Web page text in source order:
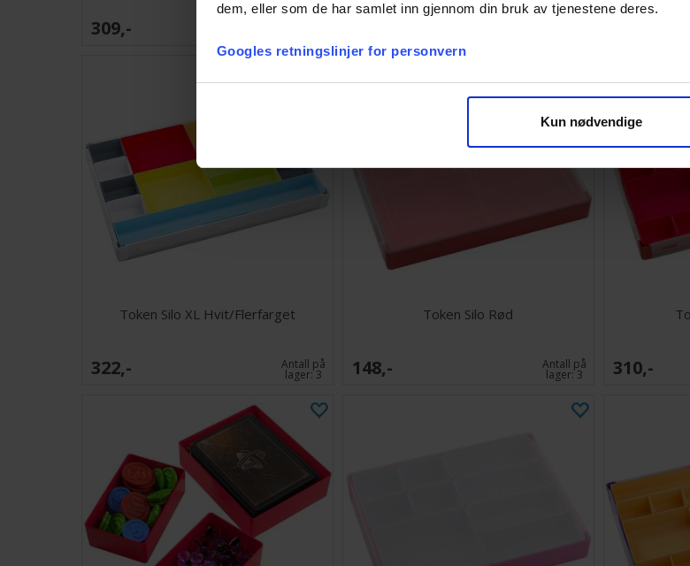
dem, eller som de har samlet inn gjennom din bruk av tjenestene deres.
Googles retningslinjer for personvern
Kun nødvendige
309,-
Token Silo XL Hvit/Flerfarget
322,- Antall på
lager:3
Token Silo Rød
148,- Antall på
lager:3 310,-